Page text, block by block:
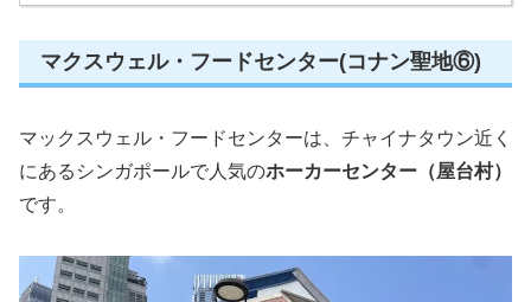
マクスウェル・フードセンター(コナン聖地⑥)
マックスウェル・フードセンターは、チャイナタウン近く
にあるシンガポールで人気のホーカーセンター（屋台村）
です。